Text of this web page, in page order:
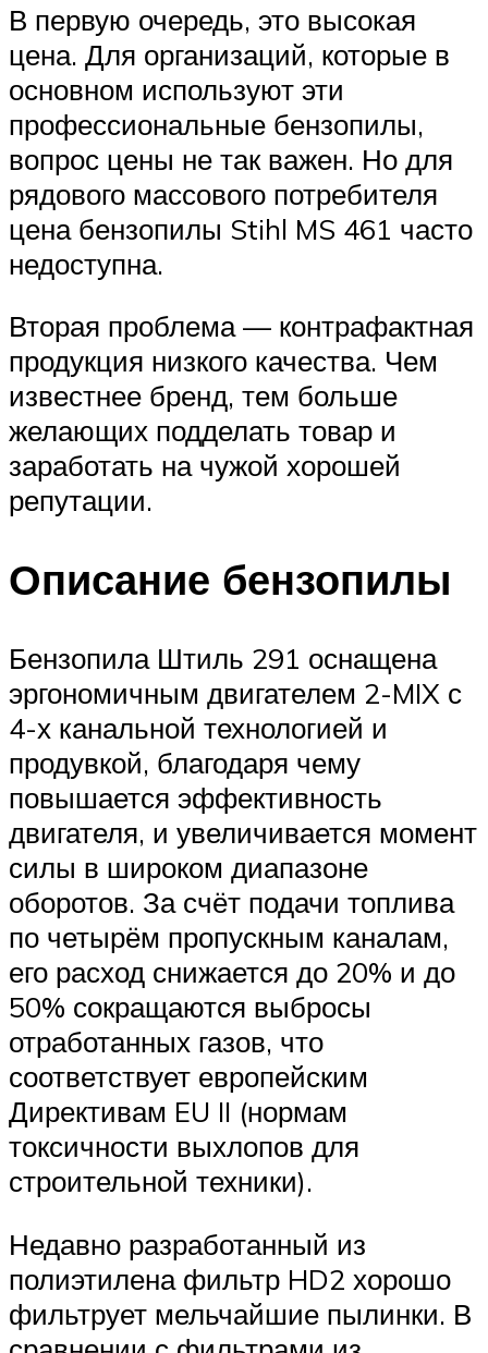
В первую очередь, это высокая
цена. Для организаций, которые в
основном используют эти
профессиональные бензопилы,
вопрос цены не так важен. Но для
рядового массового потребителя
цена бензопилы Stihl MS 461 часто
недоступна.
Вторая проблема — контрафактная
продукция низкого качества. Чем
известнее бренд, тем больше
желающих подделать товар и
заработать на чужой хорошей
репутации.
Описание бензопилы
Бензопила Штиль 291 оснащена
эргономичным двигателем 2-MIX с
4-х канальной технологией и
продувкой, благодаря чему
повышается эффективность
двигателя, и увеличивается момент
силы в широком диапазоне
оборотов. За счёт подачи топлива
по четырём пропускным каналам,
его расход снижается до 20% и до
50% сокращаются выбросы
отработанных газов, что
соответствует европейским
Директивам EU II (нормам
токсичности выхлопов для
строительной техники).
Недавно разработанный из
полиэтилена фильтр HD2 хорошо
фильтрует мельчайшие пылинки. В